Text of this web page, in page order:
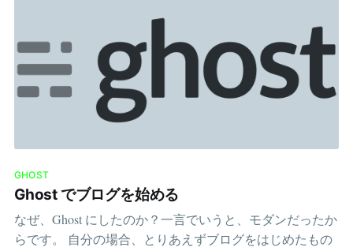
職場の人間関係について考える機会があり、どうすれば
自分はより良く働けるのか？今後の人生をどのように生
きれば自分にとって幸せなのだろう？という疑問を感じ
ました。「人生のより良い生き方」というのは自分の中
で大きなテーマとなっています。 また、キャリアについ
ていろいろな方に相談したところ、ある方から自己分析
がおすすめとアドバイスを受けました。その人は自己分
析を重ねるうちに、人生が上昇気流に乗ったという体験
があるとのことです。自分は新卒の就活でやったきりだ
ったので、
https://github.com/HitoroOhriaZenn:
https://zenn.dev/hiroto_ohiraQiita:
https://qiita.com/HitoroOhriaCareerFreelanceuntil nowSwift,
KotlinGoCloud DatastoreGCP(GAE, etc...)Employee1
yearEverrise CO., LTD.VueJava, Sprint BootGo, EchoMySQL,
GHOST
Ghost でブログを始める
なぜ、Ghost にしたのか？一言でいうと、モダンだったか
らです。 自分の場合、とりあえずブログをはじめたもの